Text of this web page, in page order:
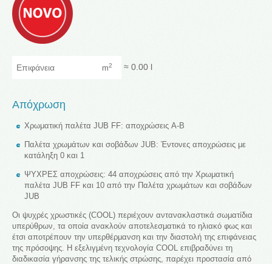
m2 ≈ 0.00 l
Απόχρωση
Χρωματική παλέτα JUB FF: αποχρώσεις A-B
Παλέτα χρωμάτων και σοβάδων JUB: Έντονες αποχρώσεις με
κατάληξη 0 και 1
ΨΥΧΡΕΣ αποχρώσεις: 44 αποχρώσεις από την Χρωματική
παλέτα JUB FF και 10 από την Παλέτα χρωμάτων και σοβάδων
JUB
Οι ψυχρές χρωστικές (COOL) περιέχουν αντανακλαστικά σωματίδια
υπερύθρων, τα οποία ανακλούν αποτελεσματικά το ηλιακό φως και
έτσι αποτρέπουν την υπερθέρμανση και την διαστολή της επιφάνειας
της πρόσοψης. Η εξελιγμένη τεχνολογία COOL επιβραδύνει τη
διαδικασία γήρανσης της τελικής στρώσης, παρέχει προστασία από